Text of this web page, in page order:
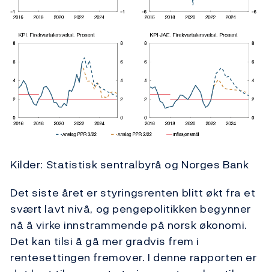
Kilder: Statistisk sentralbyrå og Norges Bank
Det siste året er styringsrenten blitt økt fra et
svært lavt nivå, og pengepolitikken begynner
nå å virke innstrammende på norsk økonomi.
Det kan tilsi å gå mer gradvis frem i
rentesettingen fremover. I denne rapporten er